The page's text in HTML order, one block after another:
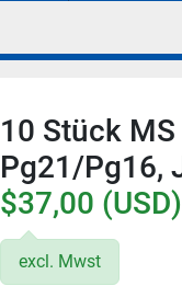
10 Stück
Pg21/Pg16,
$37,00
excl. Mwst